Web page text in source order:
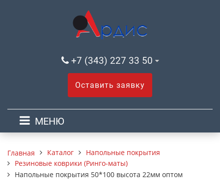
+7 (343) 227 33 50
Оставить заявку
МЕНЮ
Главная Каталог
Напольные покрытия
Резиновые коврики (Ринго-маты)
Напольные покрытия 50*100 высота 22мм оптом